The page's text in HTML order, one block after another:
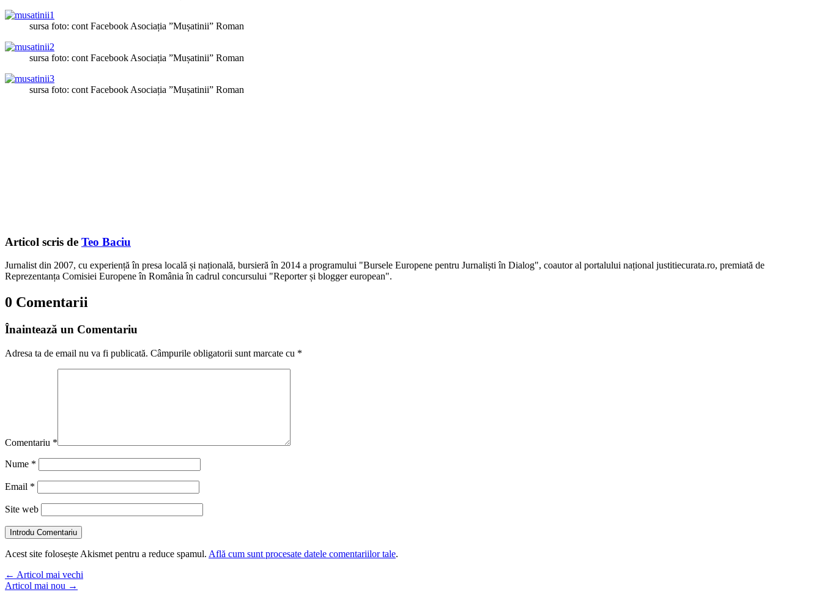
sursa foto: cont Facebook Asociația ”Mușatinii” Roman
sursa foto: cont Facebook Asociația ”Mușatinii” Roman
sursa foto: cont Facebook Asociația ”Mușatinii” Roman
Articol scris de Teo Baciu
Jurnalist din 2007, cu experiență în presa locală și națională, bursieră în 2014 a programului "Bursele Europene pentru Jurnaliști în Dialog", coautor al portalului național justitiecurata.ro, premiată de
Reprezentanța Comisiei Europene în România în cadrul concursului "Reporter și blogger european".
0 Comentarii
Înaintează un Comentariu
Adresa ta de email nu va fi publicată. Câmpurile obligatorii sunt marcate cu *
Comentariu *
Nume *
Email *
Site web
Introdu Comentariu
Acest site folosește Akismet pentru a reduce spamul. Află cum sunt procesate datele comentariilor tale.
← Articol mai vechi
Articol mai nou →